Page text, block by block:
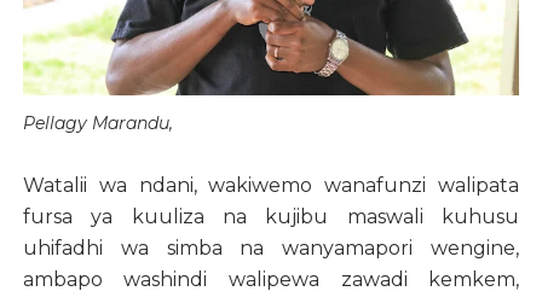
Pellagy Marandu,
Watalii wa ndani, wakiwemo wanafunzi walipata
fursa ya kuuliza na kujibu maswali kuhusu
uhifadhi wa simba na wanyamapori wengine,
ambapo washindi walipewa zawadi kemkem,